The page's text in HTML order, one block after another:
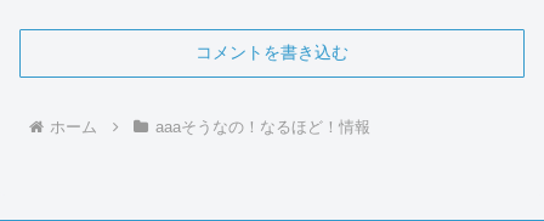
コメントを書き込む
ホーム aaaそうなの！なるほど！情報